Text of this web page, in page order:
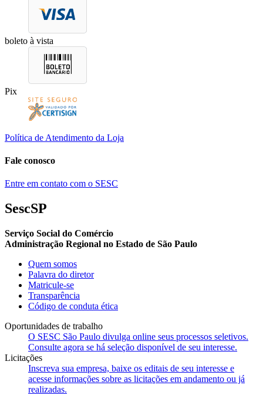
boleto à vista
Pix
Política de Atendimento da Loja
Fale conosco
Entre em contato com o SESC
SescSP
Serviço Social do Comércio
Administração Regional no Estado de São Paulo
Quem somos
Palavra do diretor
Matricule-se
Transparência
Código de conduta ética
Oportunidades de trabalho
O SESC São Paulo divulga online seus processos seletivos.
Consulte agora se há seleção disponível de seu interesse.
Licitações
Inscreva sua empresa, baixe os editais de seu interesse e
acesse informações sobre as licitações em andamento ou já
realizadas.